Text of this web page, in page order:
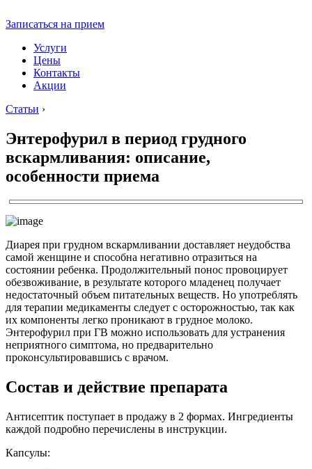
Записаться на прием
Услуги
Цены
Контакты
Акции
Статьи ›
Энтерофурил в период грудного
вскармливания: описание,
особенности приема
Диарея при грудном вскармливании доставляет неудобства
самой женщине и способна негативно отразиться на
состоянии ребенка. Продолжительный понос провоцирует
обезвоживание, в результате которого младенец получает
недостаточный объем питательных веществ. Но употреблять
для терапии медикаменты следует с осторожностью, так как
их компоненты легко проникают в грудное молоко.
Энтерофурил при ГВ можно использовать для устранения
неприятного симптома, но предварительно
проконсультировавшись с врачом.
Состав и действие препарата
Антисептик поступает в продажу в 2 формах. Ингредиенты
каждой подробно перечислены в инструкции.
Капсулы: